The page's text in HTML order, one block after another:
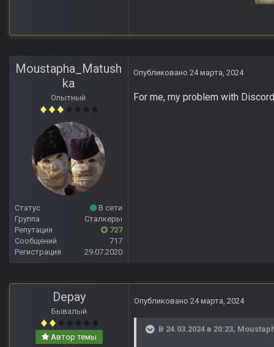
Moustapha_Matush
ka
Опытный
Статус
В сети
Группа
Сталкеры
Репутация
727
Сообщений
717
Регистрация
29.07.2020
Опубликовано 24 марта, 2024
For me, my problem with
Depay
Бывалый
Автор темы
Опубликовано 24 марта, 2024
В 24.03.2024 в 20:23,